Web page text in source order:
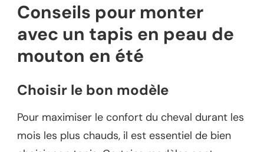
Conseils pour monter
avec un tapis en peau de
mouton en été
Choisir le bon modèle
Pour maximiser le confort du cheval durant les
mois les plus chauds, il est essentiel de bien